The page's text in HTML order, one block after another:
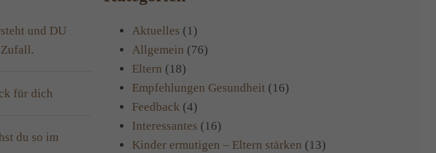
und DU
für dich
du so im
Aktuelles (1)
Allgemein (76)
Eltern (18)
Empfehlungen Gesundheit(16)
Feedback (4)
Interessantes (16)
Kinder ermutigen – Eltern stärken (13)